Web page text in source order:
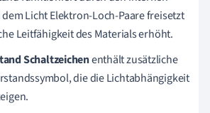
Licht Elektron-Loch-Paare freisetzt
Leitfähigkeit des Materials erhöht.
Schaltzeichenenthält zusätzliche
die die Lichtabhängigkeit